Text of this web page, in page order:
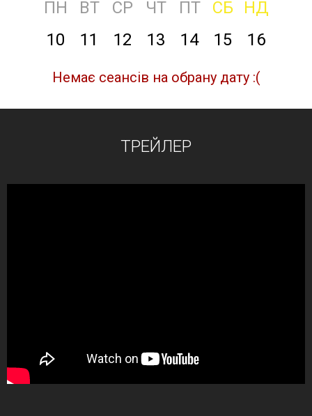
ПН ВТ СР ЧТ ПТ СБ
НД
10
11 12 13 14 15 16
Немає сеансів на обрану дату :(
ТРЕЙЛЕР